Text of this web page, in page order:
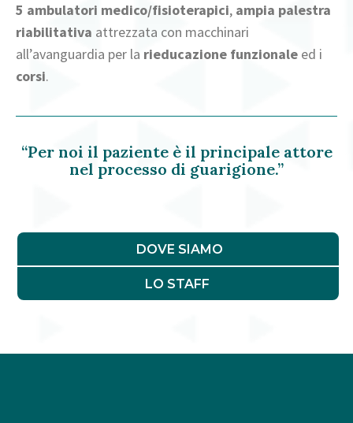
5 ambulatori medico/fisioterapici, ampia palestra
riabilitativa attrezzata con macchinari
all’avanguardia per la rieducazione funzionale ed i
corsi.
“Per noi il paziente è il principale attore
nel processo di guarigione.”
DOVE SIAMO
LO STAFF